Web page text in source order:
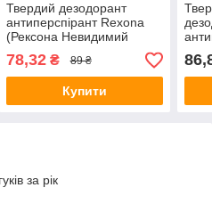
Твердий дезодорант
антиперспірант Rexona
(Рексона Невидимий
прозорий кристал) 40 мл.
78,32₴ 89 ₴
Купити
за рік